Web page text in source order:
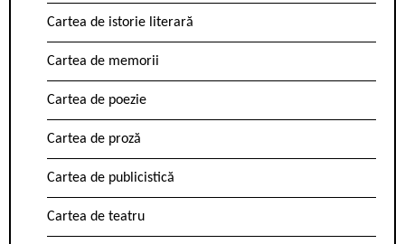
Cartea de istorie literară
Cartea de memorii
Cartea de poezie
Cartea de proză
Cartea de publicistică
Cartea de teatru